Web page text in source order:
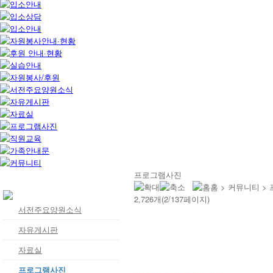
서전주요양원소식
자유게시판
자료실
프로그램사진
프로그램사진
홈 > 커뮤니티 >
2,726개(2/137페이지)